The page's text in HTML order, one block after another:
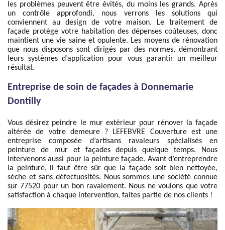
les problèmes peuvent être évités, du moins les grands. Après
un contrôle approfondi, nous verrons les solutions qui
conviennent au design de votre maison. Le traitement de
façade protège votre habitation des dépenses coûteuses, donc
maintient une vie saine et opulente. Les moyens de rénovation
que nous disposons sont dirigés par des normes, démontrant
leurs systèmes d’application pour vous garantir un meilleur
résultat.
Entreprise de soin de façades à Donnemarie
Dontilly
Vous désirez peindre le mur extérieur pour rénover la façade
altérée de votre demeure ? LEFEBVRE Couverture est une
entreprise composée d’artisans ravaleurs spécialisés en
peinture de mur et façades depuis quelque temps. Nous
intervenons aussi pour la peinture façade. Avant d’entreprendre
la peinture, il faut être sûr que la façade soit bien nettoyée,
sèche et sans défectuosités. Nous sommes une société connue
sur 77520 pour un bon ravalement. Nous ne voulons que votre
satisfaction à chaque intervention, faites partie de nos clients !